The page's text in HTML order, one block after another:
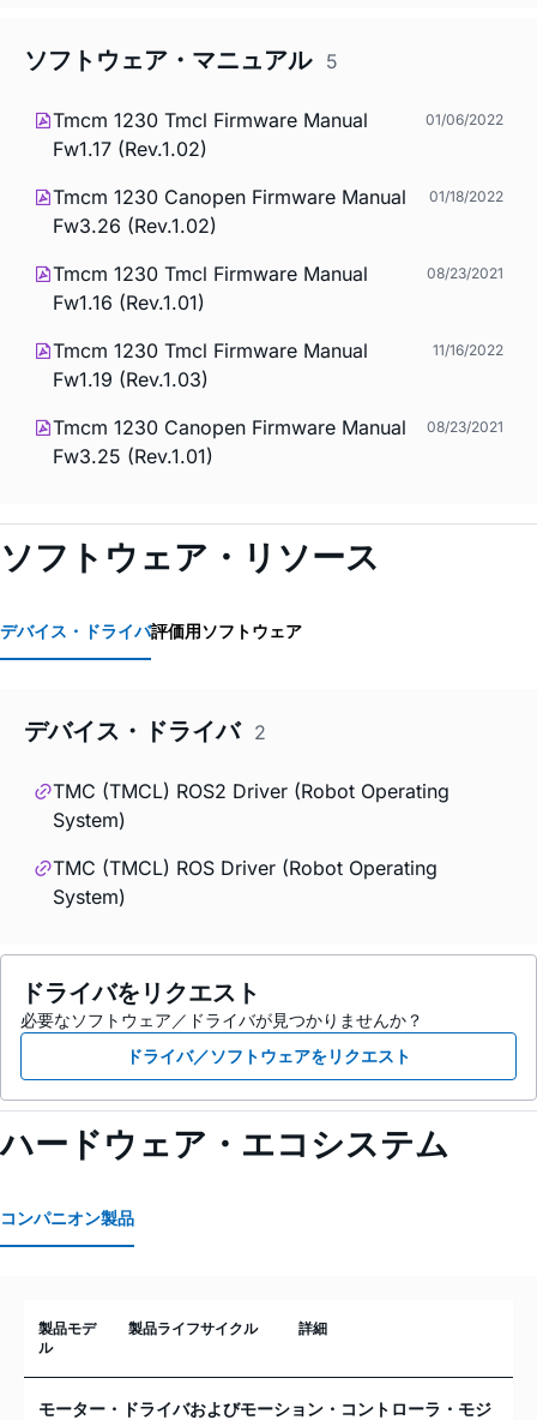
ソフトウェア・マニュアル 5
Tmcm 1230 Tmcl Firmware Manual
Fw1.17 (Rev.1.02)
01/06/2022
Tmcm 1230 Canopen Firmware Manual
Fw3.26 (Rev.1.02)
01/18/2022
Tmcm 1230 Tmcl Firmware Manual
Fw1.16 (Rev.1.01)
08/23/2021
Tmcm 1230 Tmcl Firmware Manual
Fw1.19 (Rev.1.03)
11/16/2022
Tmcm 1230 Canopen Firmware Manual
Fw3.25 (Rev.1.01)
08/23/2021
ソフトウェア・リソース
デバイス・ドライバ評価用ソフトウェア
デバイス・ドライバ 2
TMC (TMCL) ROS2 Driver (Robot Operating
System)
TMC (TMCL) ROS Driver (Robot Operating
System)
ドライバをリクエスト
必要なソフトウェア／ドライバが見つかりませんか？
ドライバ／ソフトウェアをリクエスト
ハードウェア・エコシステム
コンパニオン製品
製品モデ
ル
製品ライフサイクル 詳細
モーター・ドライバおよびモーション・コントローラ・モジ